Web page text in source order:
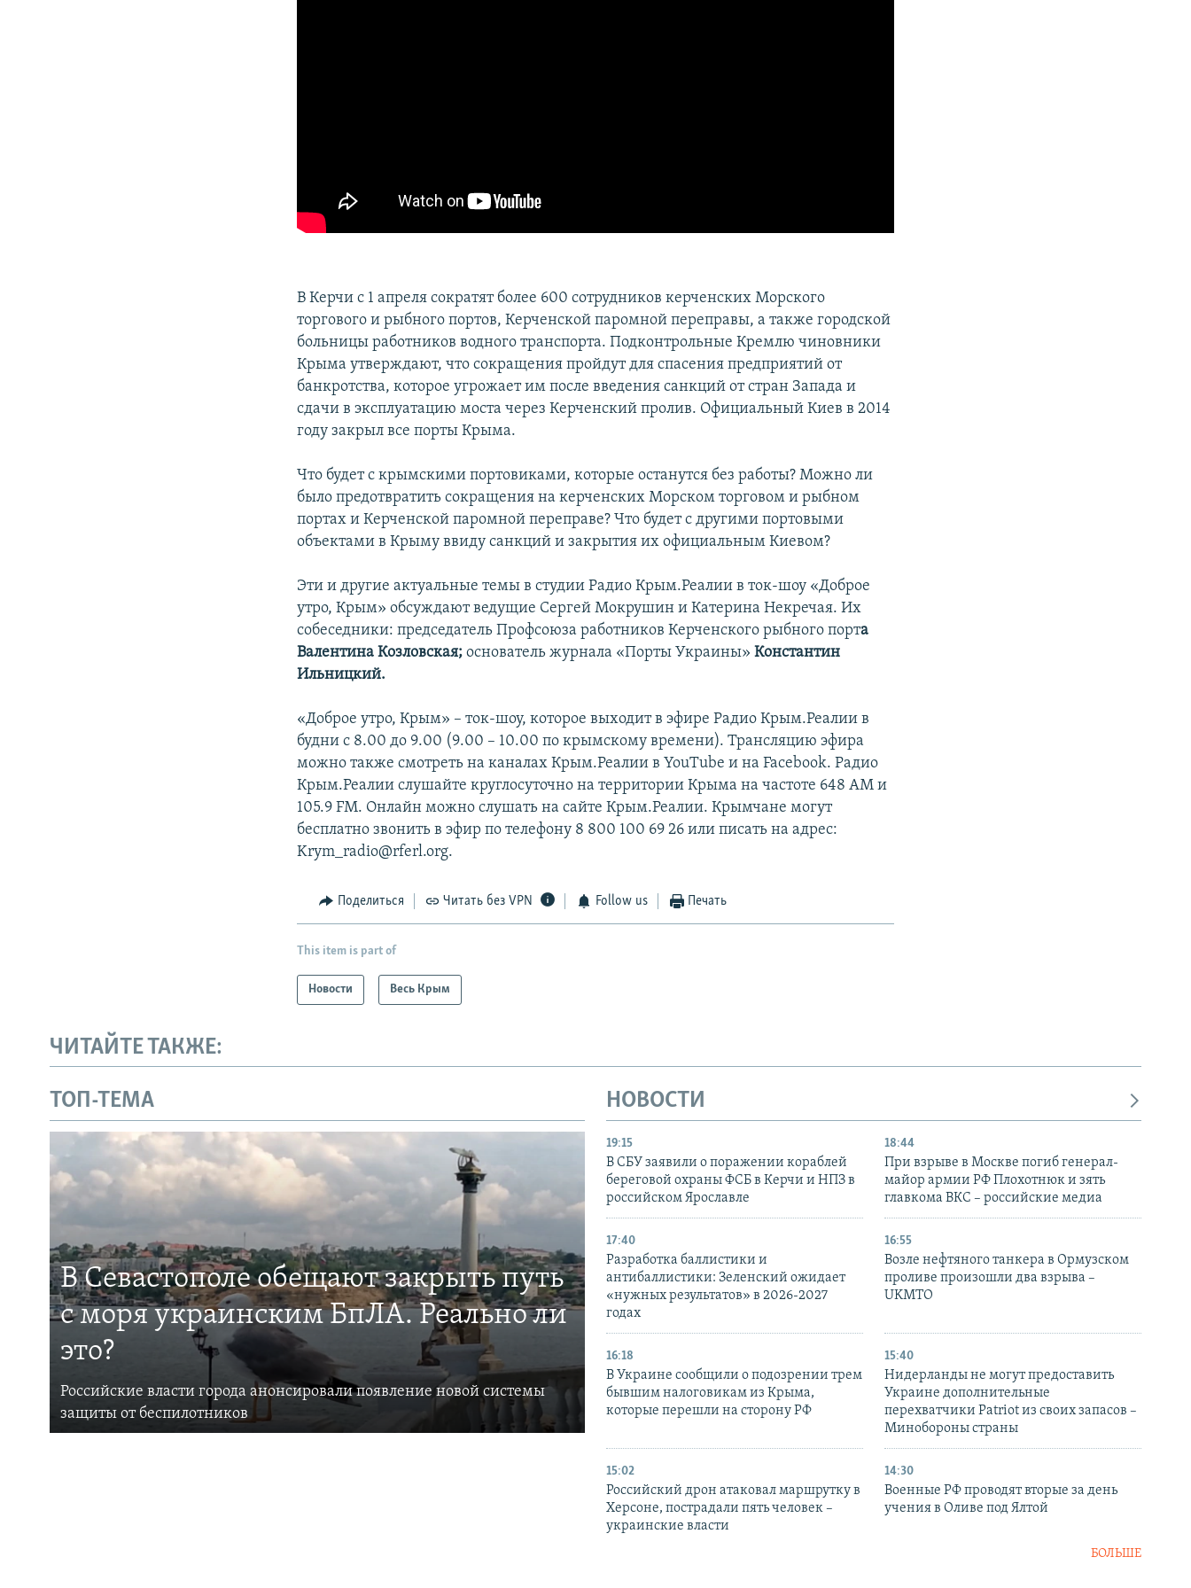
В Керчи с 1 апреля сократят более 600 сотрудников керченских Морского
торгового и рыбного портов, Керченской паромной переправы, а также городской
больницы работников водного транспорта. Подконтрольные Кремлю чиновники
Крыма утверждают, что сокращения пройдут для спасения предприятий от
банкротства, которое угрожает им после введения санкций от стран Запада и
сдачи в эксплуатацию моста через Керченский пролив. Официальный Киев в 2014
году закрыл все порты Крыма.
Что будет с крымскими портовиками, которые останутся без работы? Можно ли
было предотвратить сокращения на керченских Морском торговом и рыбном
портах и Керченской паромной переправе? Что будет с другими портовыми
объектами в Крыму ввиду санкций и закрытия их официальным Киевом?
Эти и другие актуальные темы в студии Радио Крым.Реалии в ток-шоу «Доброе
утро, Крым» обсуждают ведущие Сергей Мокрушин и Катерина Некречая. Их
собеседники: председатель Профсоюза работников Керченского рыбного порта
Валентина Козловская; основатель журнала «Порты Украины»Константин
Ильницкий.
«Доброе утро, Крым» – ток-шоу, которое выходит в эфире Радио Крым.Реалии в
будни с 8.00 до 9.00 (9.00 – 10.00 по крымскому времени). Трансляцию эфира
можно также смотреть на каналах Крым.Реалии в YouTube и на Facebook. Радио
Крым.Реалии слушайте круглосуточно на территории Крыма на частоте 648 АМ и
105.9 FМ. Онлайн можно слушать на сайте Крым.Реалии. Крымчане могут
бесплатно звонить в эфир по телефону 8 800 100 69 26 или писать на адрес:
Krym_radio@rferl.org.
Поделиться Читать без VPN Follow us Печать
This item is part of
Новости Весь Крым
ЧИТАЙТЕ ТАКЖЕ:
ТОП-ТЕМА
В Севастополе обещают закрыть путь
с моря украинским БпЛА. Реально ли
это?
Российские власти города анонсировали появление новой системы
защиты от беспилотников
НОВОСТИ
19:15
В СБУ заявили о поражении кораблей
береговой охраны ФСБ в Керчи и НПЗ в
российском Ярославле
18:44
При взрыве в Москве погиб генерал-
майор армии РФ Плохотнюк и зять
главкома ВКС – российские медиа
17:40
Разработка баллистики и
антибаллистики: Зеленский ожидает
«нужных результатов» в 2026-2027
годах
16:55
Возле нефтяного танкера в Ормузском
проливе произошли два взрыва –
UKMTO
16:18
В Украине сообщили о подозрении трем
бывшим налоговикам из Крыма,
которые перешли на сторону РФ
15:40
Нидерланды не могут предоставить
Украине дополнительные
перехватчики Patriot из своих запасов –
Минобороны страны
15:02
Российский дрон атаковал маршрутку в
Херсоне, пострадали пять человек –
украинские власти
14:30
Военные РФ проводят вторые за день
учения в Оливе под Ялтой
БОЛЬШЕ